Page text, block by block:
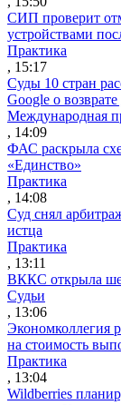
СИП проверит
устройствами
Практика
, 15:17
Суды 10 стран
Google о
Международная
, 14:09
ФАС раскрыла
«Единство»
Практика
, 14:08
Суд снял
истца
Практика
, 13:11
ВККС открыла
Судьи
, 13:06
Экономколлегия
на стоимость
Практика
, 13:04
Wildberries